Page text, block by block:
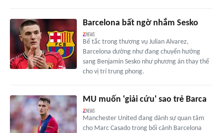
Barcelona bất ngờ nhắm Sesko
Bế tắc trong thương vụ Julian Alvarez,
Barcelona dường như đang chuyển hướng
sang Benjamin Sesko như phương án thay thế
cho vị trí trung phong.
MU muốn 'giải cứu' sao trẻ Barca
Manchester United đang dành sự quan tâm
cho Marc Casado trong bối cảnh Barcelona